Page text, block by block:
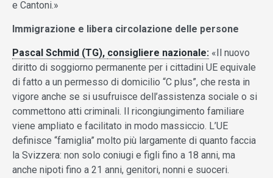
e Cantoni.»
Immigrazione e libera circolazione delle persone
Pascal Schmid (TG), consigliere nazionale: «Il nuovo
diritto di soggiorno permanente per i cittadini UE equivale
di fatto a un permesso di domicilio “C plus”, che resta in
vigore anche se si usufruisce dell’assistenza sociale o si
commettono atti criminali. Il ricongiungimento familiare
viene ampliato e facilitato in modo massiccio. L’UE
definisce “famiglia” molto più largamente di quanto faccia
la Svizzera: non solo coniugi e figli fino a 18 anni, ma
anche nipoti fino a 21 anni, genitori, nonni e suoceri.